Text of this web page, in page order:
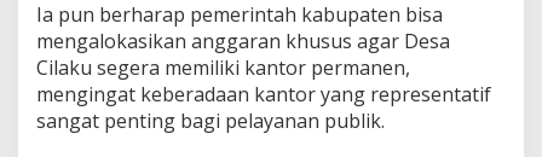
Ia pun berharap pemerintah kabupaten bisa
mengalokasikan anggaran khusus agar Desa
Cilaku segera memiliki kantor permanen,
mengingat keberadaan kantor yang representatif
sangat penting bagi pelayanan publik.